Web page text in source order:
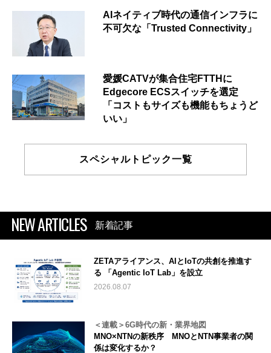
AIネイティブ時代の通信インフラに
不可欠な「Trusted Connectivity」
愛媛CATVが集合住宅FTTHに
Edgecore ECSスイッチを選定
「コストもサイズも機能もちょうど
いい」
スペシャルトピック一覧
NEW ARTICLES 新着記事
ZETAアライアンス、AIとIoTの共創を推進す
る 「Agentic IoT Lab」を設立
2026.08.07
＜連載＞6G時代の新・業界地図
MNO×NTNの新秩序 MNOとNTN事業者の関
係は変化するか？